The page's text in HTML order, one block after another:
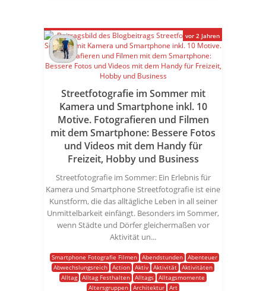
Streetfotografie im Sommer mit
Kamera und Smartphone inkl. 10
Motive. Fotografieren und Filmen
mit dem Smartphone: Bessere Fotos
und Videos mit dem Handy für
Freizeit, Hobby und Business
Streetfotografie im Sommer: Ein Erlebnis für
Kamera und Smartphone Streetfotografie ist eine
Kunstform, die das alltägliche Leben in all seiner
Unmittelbarkeit einfängt. Besonders im Sommer,
wenn Städte und Dörfer gleichermaßen vor
Aktivität un...
Smartphone Fotografie Filmen Abendstunden Abenteuer
Abwechslungsreich Action Aktiv Aktivität Aktivitäten
Alltag Alltag Festhalten Alltags Alltagsmomente
Altersgruppen Architektur Art
vor 2 Jahren